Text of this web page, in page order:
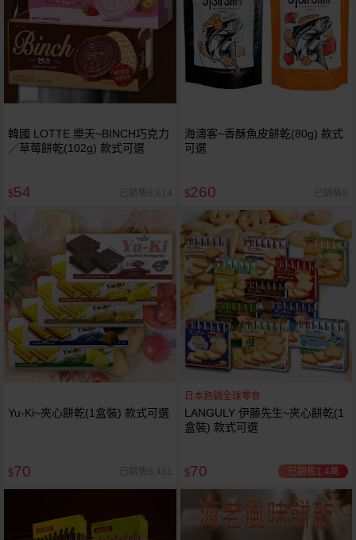
韓國 LOTTE 樂天~BINCH巧克力
／草莓餅乾(102g) 款式可選
$54 已銷售8,814
海濤客~香酥魚皮餅乾(80g) 款式
可選
$260 已銷售8
Yu-Ki~夾心餅乾(1盒裝) 款式可選
$70 已銷售6,431
日本熱銷全球零食
LANGULY 伊藤先生~夾心餅乾(1
盒裝) 款式可選
$70 已銷售1.4萬